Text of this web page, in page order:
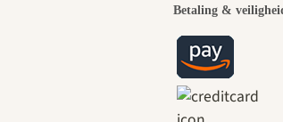
Betaling &